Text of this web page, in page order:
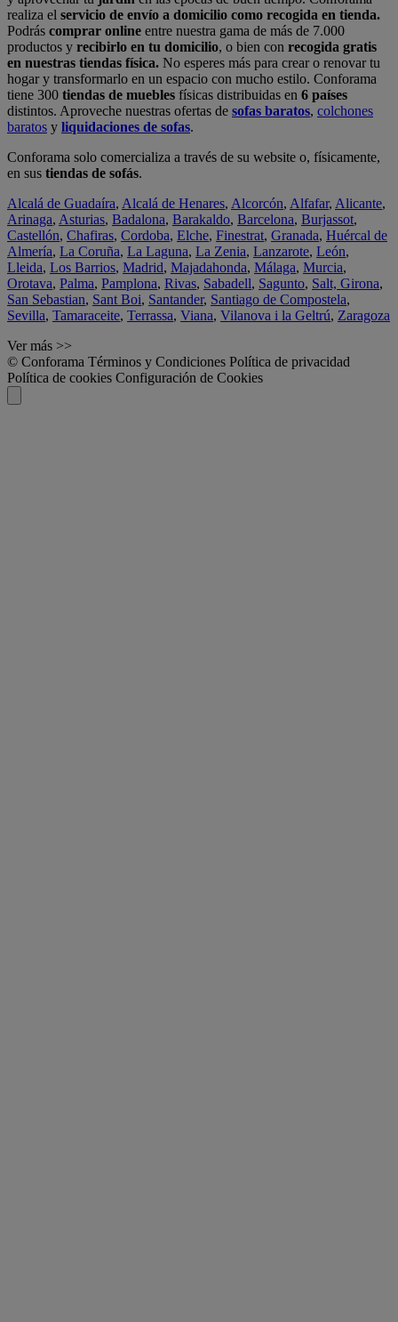
realiza el servicio de envío a domicilio como recogida en tienda.
Podrás comprar online entre nuestra gama de más de 7.000
productos y recibirlo en tu domicilio, o bien con recogida gratis
en nuestras tiendas física. No esperes más para crear o renovar tu
hogar y transformarlo en un espacio con mucho estilo. Conforama
tiene 300 tiendas de muebles físicas distribuidas en 6 países
distintos. Aproveche nuestras ofertas de sofas baratos, colchones
baratos y liquidaciones de sofas.
Conforama solo comercializa a través de su website o, físicamente,
en sus tiendas de sofás.
Alcalá de Guadaíra, Alcalá de Henares, Alcorcón, Alfafar, Alicante,
Arinaga, Asturias, Badalona, Barakaldo, Barcelona, Burjassot,
Castellón, Chafiras, Cordoba, Elche, Finestrat, Granada, Huércal de
Almería, La Coruña, La Laguna, La Zenia, Lanzarote, León,
Lleida, Los Barrios, Madrid, Majadahonda, Málaga, Murcia,
Orotava, Palma, Pamplona, Rivas, Sabadell, Sagunto, Salt, Girona,
San Sebastian, Sant Boi, Santander, Santiago de Compostela,
Sevilla, Tamaraceite, Terrassa, Viana, Vilanova i la Geltrú, Zaragoza
Ver más >>
© Conforama Términos y Condiciones Política de privacidad
Política de cookies Configuración de Cookies